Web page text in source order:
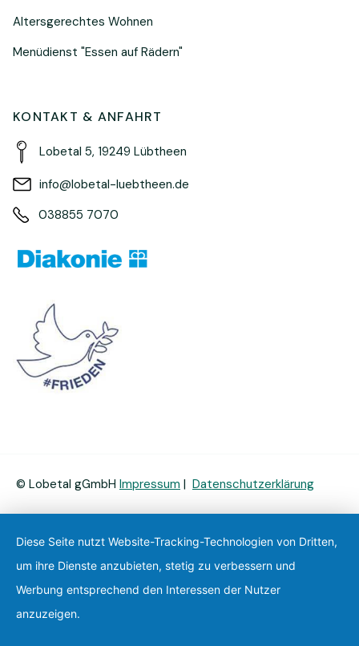
Altersgerechtes Wohnen
Menüdienst "Essen auf Rädern"
KONTAKT & ANFAHRT
Lobetal 5, 19249 Lübtheen
info@lobetal-luebtheen.de
038855 7070
© Lobetal gGmbH Impressum | Datenschutzerklärung
Diese Seite nutzt Website-Tracking-Technologien von Dritten,
um ihre Dienste anzubieten, stetig zu verbessern und
Werbung entsprechend den Interessen der Nutzer
anzuzeigen.